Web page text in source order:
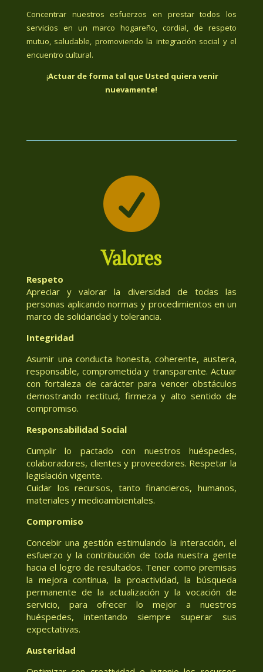
Concentrar nuestros esfuerzos en prestar todos los
servicios en un marco hogareño, cordial, de respeto
mutuo, saludable, promoviendo la integración social y el
encuentro cultural.
¡Actuar de forma tal que Usted quiera venir
nuevamente!

Valores
Respeto
Apreciar y valorar la diversidad de todas las
personas aplicando normas y procedimientos en un
marco de solidaridad y tolerancia.
Integridad
Asumir una conducta honesta, coherente, austera,
responsable, comprometida y transparente. Actuar
con fortaleza de carácter para vencer obstáculos
demostrando rectitud, firmeza y alto sentido de
compromiso.
Responsabilidad Social
Cumplir lo pactado con nuestros huéspedes,
colaboradores, clientes y proveedores. Respetar la
legislación vigente.
Cuidar los recursos, tanto financieros, humanos,
materiales y medioambientales.
Compromiso
Concebir una gestión estimulando la interacción, el
esfuerzo y la contribución de toda nuestra gente
hacia el logro de resultados. Tener como premisas
la mejora continua, la proactividad, la búsqueda
permanente de la actualización y la vocación de
servicio, para ofrecer lo mejor a nuestros
huéspedes, intentando siempre superar sus
expectativas.
Austeridad